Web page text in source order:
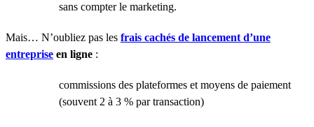
sans compter le marketing.
Mais… N’oubliez pas les frais cachés de lancement d’une
entreprise en ligne :
commissions des plateformes et moyens de paiement
(souvent 2 à 3 % par transaction)